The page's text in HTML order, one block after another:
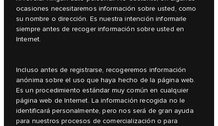
ocasiones necesitaremos información sobre usted, como
su nombre o dirección. Es nuestra intención informarle
siempre antes de recoger información sobre usted en
Internet.
Incluso antes de registrarse, recogeremos información
anónima sobre el uso que haya hecho de la página web.
Es un procedimiento estándar muy común en cualquier
página web de Internet. La información recogida no le
identificará personalmente, pero nos será de gran ayuda
para nuestros procesos de comercialización o para